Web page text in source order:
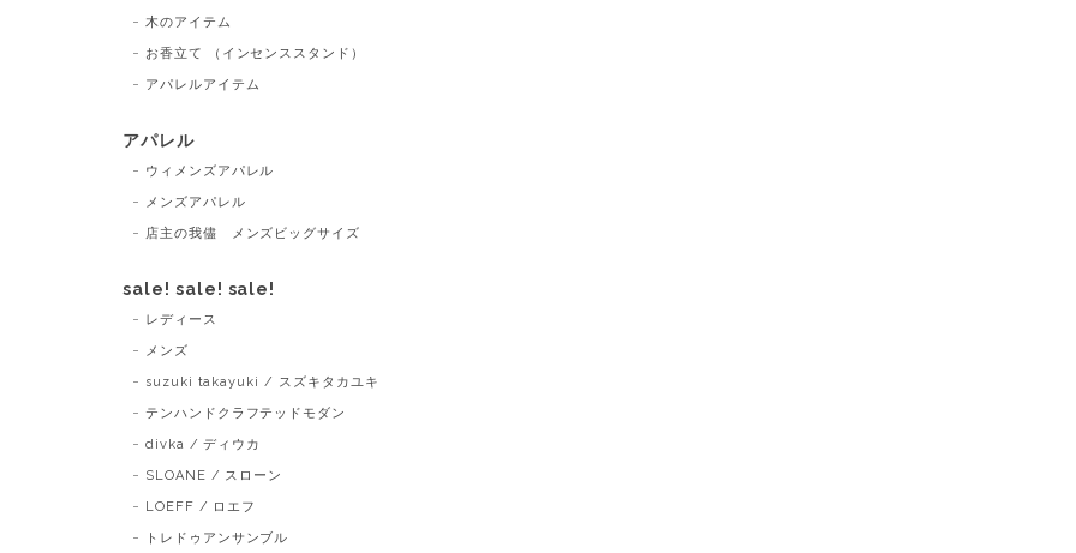
木のアイテム
お香立て （インセンススタンド）
アパレルアイテム
アパレル
ウィメンズアパレル
メンズアパレル
店主の我儘 メンズビッグサイズ
sale! sale! sale!
レディース
メンズ
suzuki takayuki / スズキタカユキ
テンハンドクラフテッドモダン
divka / ディウカ
SLOANE / スローン
LOEFF / ロエフ
トレドゥアンサンブル